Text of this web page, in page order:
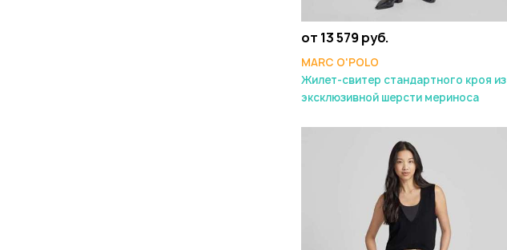
от 13 579 руб.
MARC O'POLO
Жилет-свитер стандартного кроя из
эксклюзивной шерсти мериноса